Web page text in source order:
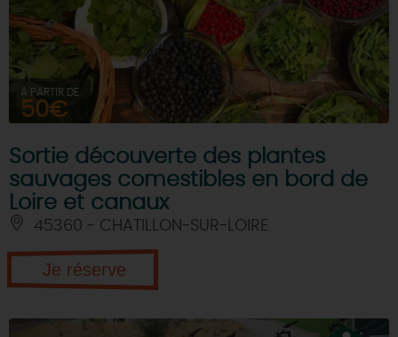
À PARTIR DE
50€
Sortie découverte des plantes
sauvages comestibles en bord de
Loire et canaux
45360 - CHATILLON-SUR-LOIRE
Je réserve